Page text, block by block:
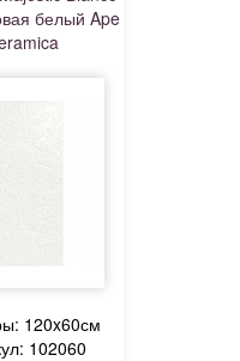
белый Ape
120x60см
102060